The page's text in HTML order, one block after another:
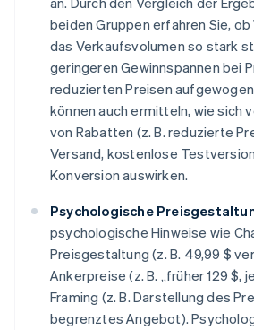
beiden Gruppen erfahren Sie,
das Verkaufsvolumen so stark
geringeren Gewinnspannen bei
reduzierten Preisen
können auch ermitteln, wie sich
von Rabatten (z. B. reduzierte
Versand, kostenlose
Konversion auswirken.
Psychologische
psychologische Hinweise wie
Preisgestaltung (z. B. 49,99 $
Ankerpreise (z. B. „früher 129 $,
Framing (z. B. Darstellung des
begrenztes Angebot).